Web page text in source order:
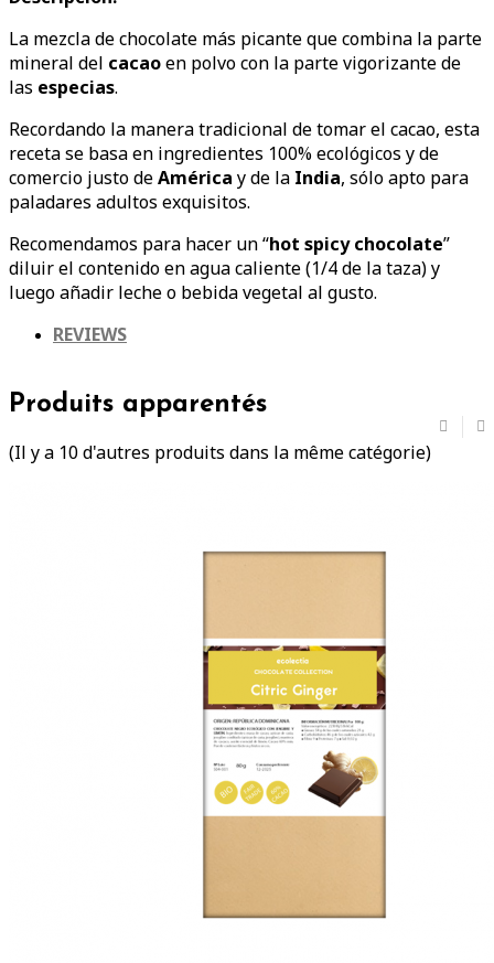
La mezcla de chocolate más picante que combina la parte
mineral del cacaoen polvo con la parte vigorizante de
las especias.
Recordando la manera tradicional de tomar el cacao, esta
receta se basa en ingredientes 100% ecológicos y de
comercio justo deAmérica y de la India, sólo apto para
paladares adultos exquisitos.
Recomendamos para hacer un “hot spicy chocolate”
diluir el contenido en agua caliente (1/4 de la taza) y
luego añadir leche o bebida vegetal al gusto.
REVIEWS
Produits apparentés
(Il y a 10 d'autres produits dans la même catégorie)